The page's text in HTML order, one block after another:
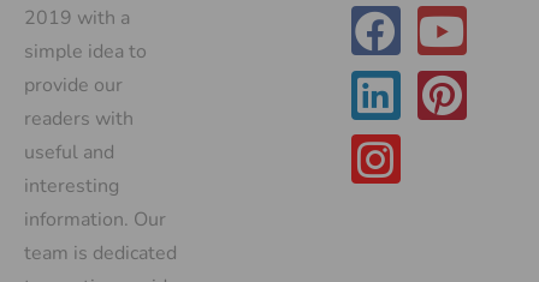
2019 with a
simple idea to
provide our
readers with
useful and
interesting
information. Our
team is dedicated